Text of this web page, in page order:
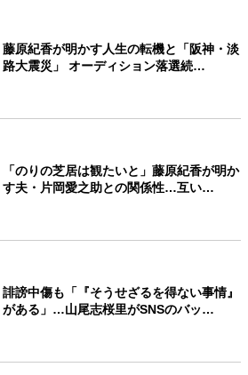
藤原紀香が明かす人生の転機と「阪神・淡
路大震災」 オーディション落選続…
「のりの芝居は観たいと」藤原紀香が明か
す夫・片岡愛之助との関係性…互い…
誹謗中傷も「『そうせざるを得ない事情』
がある」…山尾志桜里がSNSのバッ…